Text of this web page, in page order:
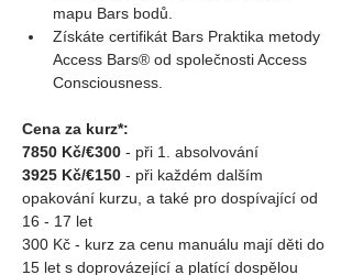
mapu Bars bodů.
Získáte certifikát Bars Praktika metody
Access Bars® od společnosti Access
Consciousness.
Cena za kurz*:
7850 Kč/€300 - při 1. absolvování
3925 Kč/€150 - při každém dalším
opakování kurzu, a také pro dospívající od
16 - 17 let
300 Kč - kurz za cenu manuálu mají děti do
15 let s doprovázející a platící dospělou